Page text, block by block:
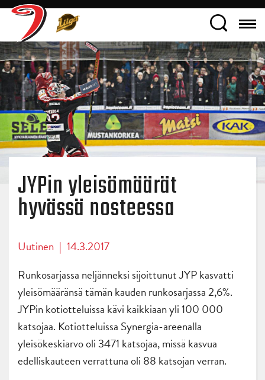
JYPin yleisömäärät
hyvässä nosteessa
Uutinen | 14.3.2017
Runkosarjassa neljänneksi sijoittunut JYP kasvatti
yleisömääränsä tämän kauden runkosarjassa 2,6%.
JYPin kotiotteluissa kävi kaikkiaan yli 100 000
katsojaa. Kotiotteluissa Synergia-areenalla
yleisökeskiarvo oli 3471 katsojaa, missä kasvua
edelliskauteen verrattuna oli 88 katsojan verran.